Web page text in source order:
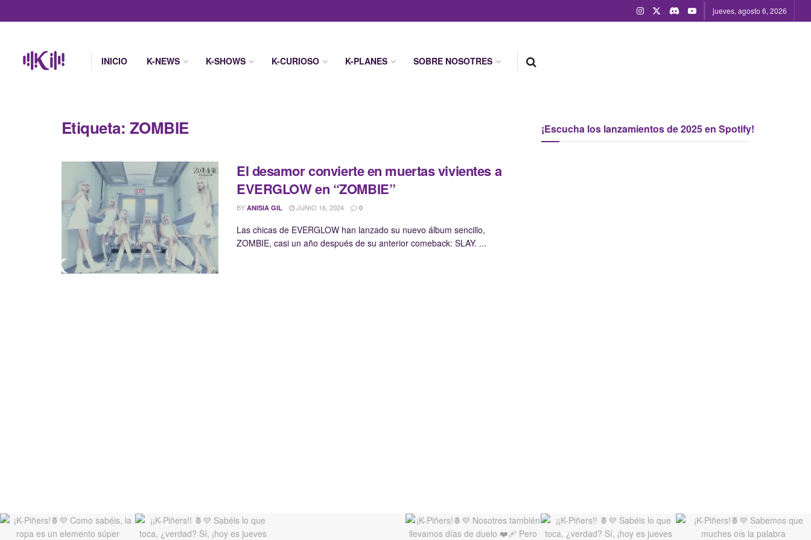
jueves, agosto 6, 2026
INICIO K-NEWS K-SHOWS K-CURIOSO K-PLANES SOBRE NOSOTRES
Etiqueta: ZOMBIE
El desamor convierte en muertas vivientes a
EVERGLOW en “ZOMBIE”
BY ANISIA GIL JUNIO 16, 2024 0
Las chicas de EVERGLOW han lanzado su nuevo álbum sencillo,
ZOMBIE, casi un año después de su anterior comeback: SLAY. ...
¡Escucha los lanzamientos de 2025 en Spotify!